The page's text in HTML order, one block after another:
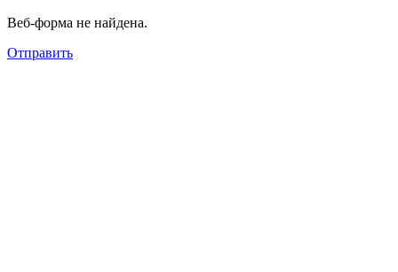
Веб-форма не найдена.
Отправить